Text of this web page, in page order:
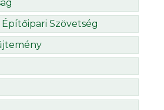
Építőipari Szövetség